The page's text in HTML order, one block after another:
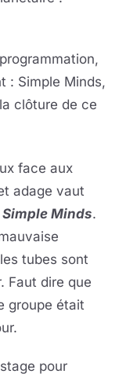
: Simple Minds,
clôture de ce
face aux
adage vaut
Simple Minds.
tubes sont
Faut dire que
groupe était
pour